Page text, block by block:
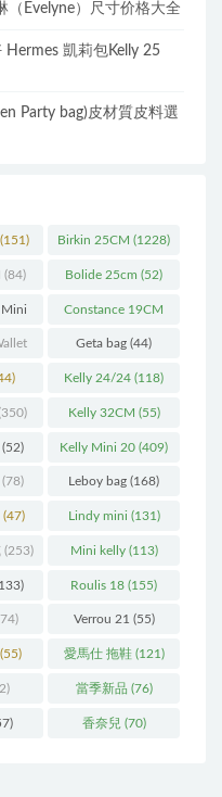
（Evelyne）尺寸价格大全
凱莉包Kelly 25
Party bag)皮材質皮料選
Birkin 25CM (1228)
(84) Bolide 25cm (52)
Constance 19CM
(571)
Geta bag (44)
Kelly 24/24 (118)
Kelly 32CM (55)
Kelly Mini 20 (409)
Leboy bag (168)
(47) Lindy mini (131)
(253) Mini kelly(113)
Roulis 18 (155)
Verrou 21 (55)
愛馬仕 拖鞋(121)
當季新品 (76)
香奈兒 (70)